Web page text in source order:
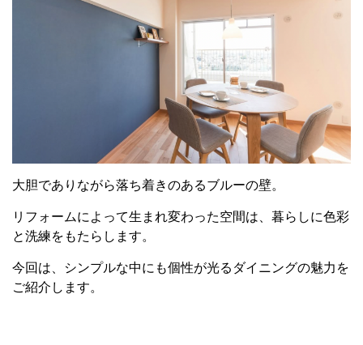
大胆でありながら落ち着きのあるブルーの壁。
リフォームによって生まれ変わった空間は、暮らしに色彩
と洗練をもたらします。
今回は、シンプルな中にも個性が光るダイニングの魅力を
ご紹介します。